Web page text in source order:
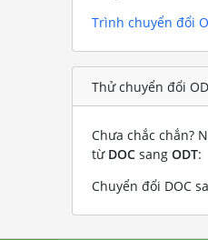
Trình chuyển đổi
Thử chuyển đổi
Chưa chắc chắn?
từ DOC sang ODT:
Chuyển đổi DOC